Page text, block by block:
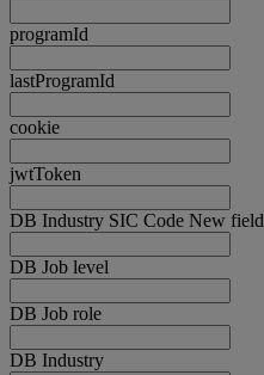
programId
lastProgramId
cookie
jwtToken
DB Industry SIC Code New field
DB Job level
DB Job role
DB Industry